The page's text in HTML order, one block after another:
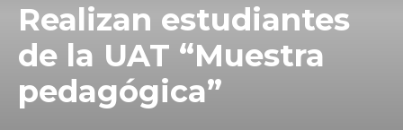
Realizan estudiantes
de la UAT “Muestra
pedagógica”